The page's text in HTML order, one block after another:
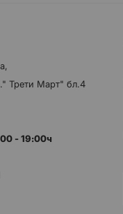
Трети Март" бл.4
- 19:00ч